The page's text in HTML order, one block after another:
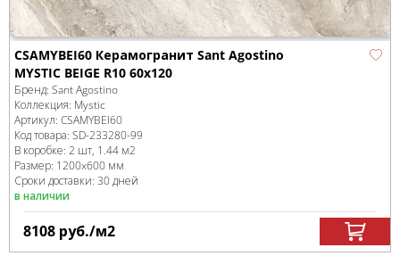
CSAMYBEI60 Керамогранит Sant Agostino
MYSTIC BEIGE R10 60x120
Бренд: Sant Agostino
Коллекция: Mystic
Артикул: CSAMYBEI60
Код товара: SD-233280-99
В коробке: 2 шт, 1.44 м2
Размер: 1200x600 мм
Сроки доставки: 30 дней
в наличии
8108 руб./м2